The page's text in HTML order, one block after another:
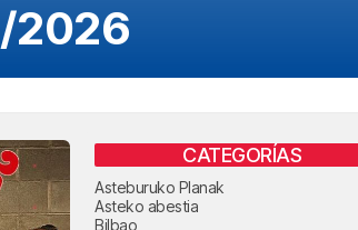
2026
CATEGORÍAS
Asteburuko Planak
Asteko abestia
Bilbao